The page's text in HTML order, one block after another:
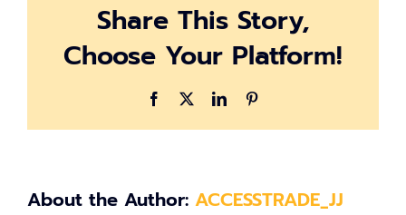
Share This Story,
Choose Your Platform!
Facebook LinkedIn
About the Author: ACCESSTRADE_JJ